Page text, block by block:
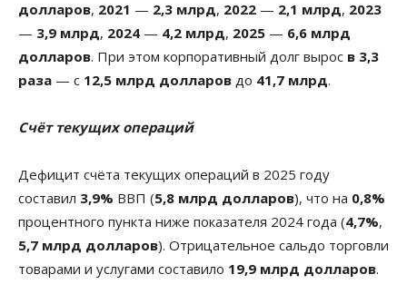
долларов, 2021 — 2,3 млрд, 2022 — 2,1 млрд, 2023
— 3,9 млрд, 2024 — 4,2 млрд, 2025 — 6,6 млрд
долларов. При этом корпоративный долг вырос в 3,3
раза — с 12,5 млрд долларов до 41,7 млрд.
Счёт текущих операций
Дефицит счёта текущих операций в 2025 году
составил 3,9% ВВП (5,8 млрд долларов), что на 0,8%
процентного пункта ниже показателя 2024 года (4,7%,
5,7 млрд долларов). Отрицательное сальдо торговли
товарами и услугами составило 19,9 млрд долларов.